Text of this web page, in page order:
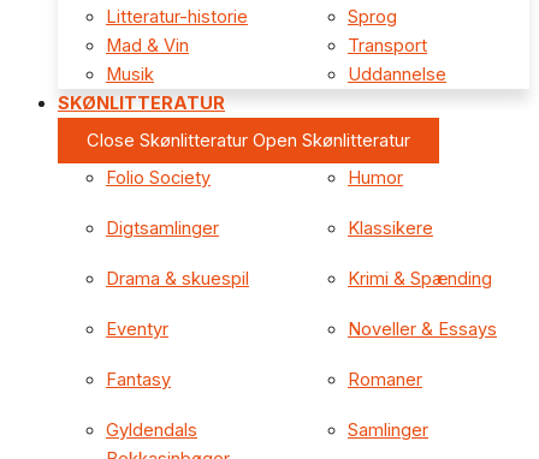
Litteratur-historie
Mad & Vin
Musik
Sprog
Transport
Uddannelse
SKØNLITTERATUR
Close Skønlitteratur Open Skønlitteratur
Folio Society
Digtsamlinger
Drama & skuespil
Eventyr
Fantasy
Gyldendals
Humor
Klassikere
Krimi & Spænding
Noveller & Essays
Romaner
Samlinger